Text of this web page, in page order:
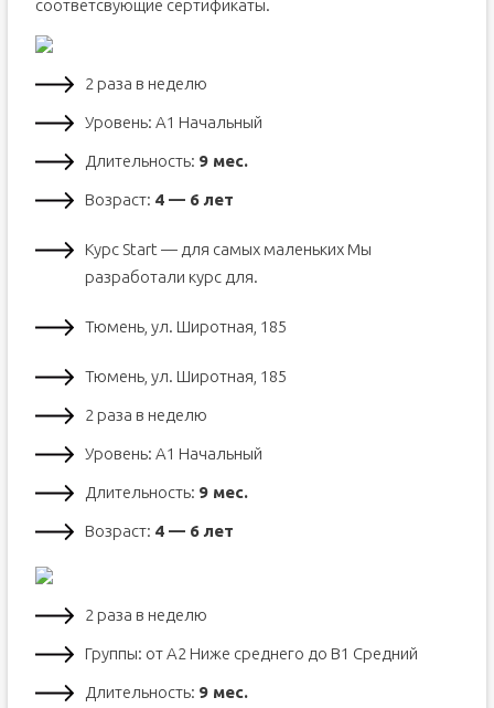
соответсвующие сертификаты.
2 раза в неделю
Уровень: А1 Начальный
Длительность: 9 мес.
Возраст: 4 — 6 лет
Курс Start — для самых маленьких Мы
разработали курс для.
Тюмень, ул. Широтная, 185
Тюмень, ул. Широтная, 185
2 раза в неделю
Уровень: А1 Начальный
Длительность: 9 мес.
Возраст: 4 — 6 лет
2 раза в неделю
Группы: от А2 Ниже среднего до В1 Средний
Длительность: 9 мес.